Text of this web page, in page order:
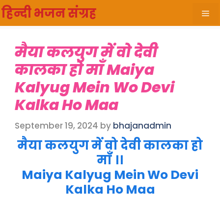
Skip
to
content
हिन्दी भजन संग्रह
मैया कलयुग में वो देवी
कालका हो माँ Maiya
Kalyug Mein Wo Devi
Kalka Ho Maa
September 19, 2024 by bhajanadmin
मैया कलयुग में वो देवी कालका हो
माँ ।।
Maiya Kalyug Mein Wo Devi
Kalka Ho Maa